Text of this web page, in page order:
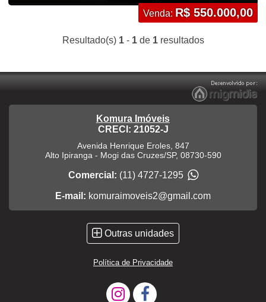
Venda: R$ 550.000,00
Resultado(s) 1- 1de 1resultados
Komura Imóveis
CRECI: 21052-J
Avenida Henrique Eroles, 847
Alto Ipiranga - Mogi das Cruzes/SP, 08730-590
Comercial: (11) 4727-1295
E-mail: komuraimoveis2@gmail.com
Outras unidades
Política de Privacidade